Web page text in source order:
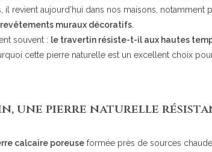
il revient aujourd’hui dans nos maisons, notamment
revêtements muraux décoratifs
souvent : le travertin résiste-t-il aux hautes
cette pierre naturelle est un excellent choix
une pierre naturelle
calcaire poreuse formée près de sources